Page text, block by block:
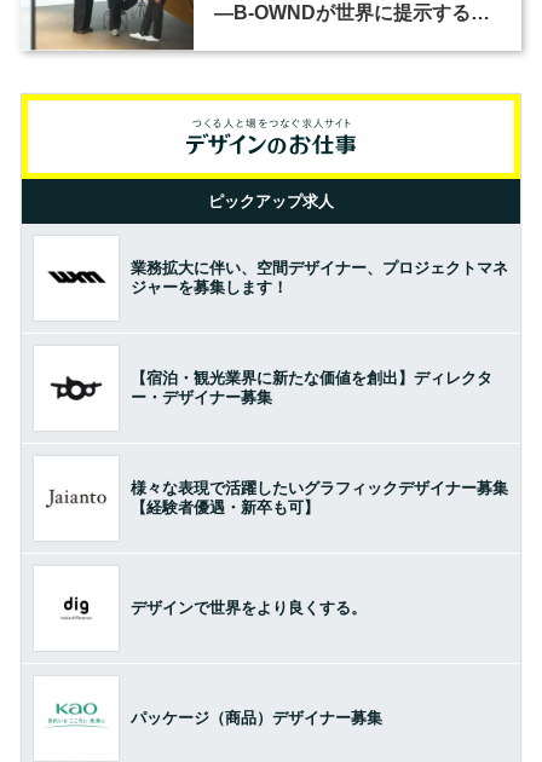
―B-OWNDが世界に提示する美
ピックアップ求人
業務拡大に伴い、空間デザイナー、プロジェクトマネ
ジャーを募集します！
【宿泊・観光業界に新たな価値を創出】ディレクタ
ー・デザイナー募集
様々な表現で活躍したいグラフィックデザイナー募集
【経験者優遇・新卒も可】
デザインで世界をより良くする。
パッケージ（商品）デザイナー募集